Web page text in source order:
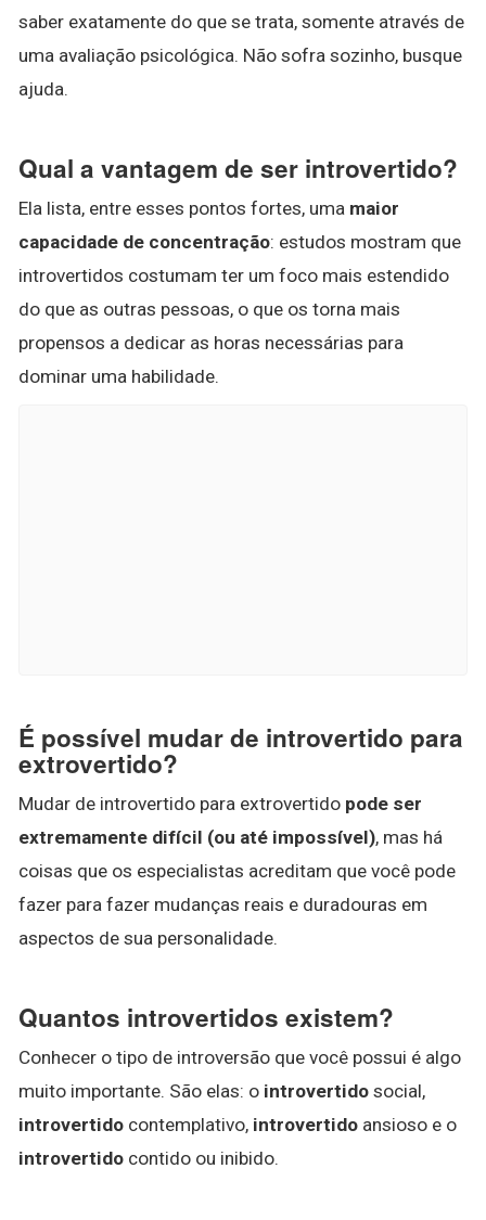
saber exatamente do que se trata, somente através de
uma avaliação psicológica. Não sofra sozinho, busque
ajuda.
Qual a vantagem de ser introvertido?
Ela lista, entre esses pontos fortes, uma maior
capacidade de concentração: estudos mostram que
introvertidos costumam ter um foco mais estendido
do que as outras pessoas, o que os torna mais
propensos a dedicar as horas necessárias para
dominar uma habilidade.
É possível mudar de introvertido para
extrovertido?
Mudar de introvertido para extrovertido pode ser
extremamente difícil (ou até impossível), mas há
coisas que os especialistas acreditam que você pode
fazer para fazer mudanças reais e duradouras em
aspectos de sua personalidade.
Quantos introvertidos existem?
Conhecer o tipo de introversão que você possui é algo
muito importante. São elas: o introvertido social,
introvertido contemplativo, introvertido ansioso e o
introvertido contido ou inibido.